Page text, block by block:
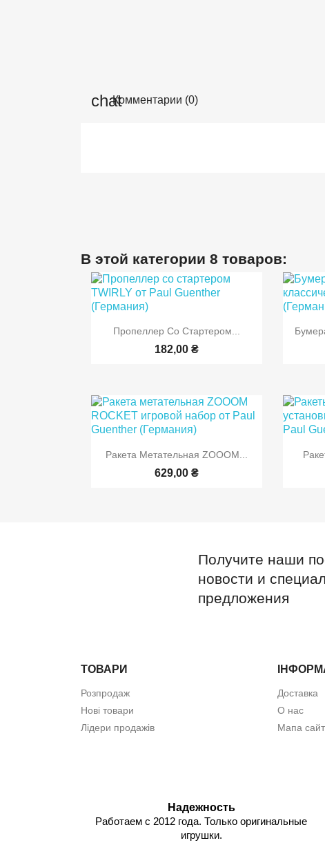
Комментарии (0)
В этой категории 8 товаров:
 Быстрый просмотр
Пропеллер Со Стартером...
182,00 ₴

 Быстрый просмотр
Ракета Метательная ZOOOM...
629,00 ₴

Получите наши
новости и
предложения
ТОВАРИ
Розпродаж
Нові товари
Лідери продажів
Доставка
О нас
Мапа
Надежность
Работаем с 2012 года. Только оригинальные
игрушки.